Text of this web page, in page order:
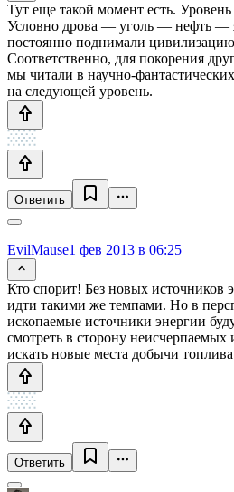
Тут еще такой момент есть.
Условно дрова — уголь — нефть —
постоянно поднимали
Соответственно, для покорения
мы читали в научно-
на следующей уровень.
Ответить
EvilMause1 фев 2013 в 06:25
Кто спорит! Без новых источников
идти такими же темпами. Но в
ископаемые источники энергии
смотреть в сторону
искать новые места добычи
Ответить